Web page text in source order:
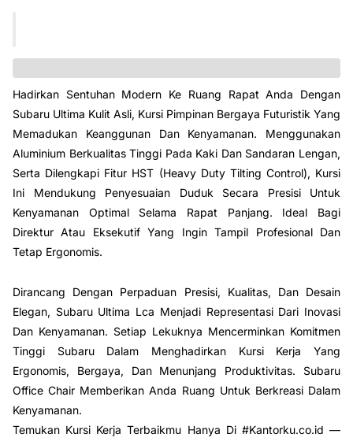
Hadirkan Sentuhan Modern Ke Ruang Rapat Anda Dengan
Subaru Ultima Kulit Asli, Kursi Pimpinan Bergaya Futuristik Yang
Memadukan Keanggunan Dan Kenyamanan. Menggunakan
Aluminium Berkualitas Tinggi Pada Kaki Dan Sandaran Lengan,
Serta Dilengkapi Fitur HST (Heavy Duty Tilting Control), Kursi
Ini Mendukung Penyesuaian Duduk Secara Presisi Untuk
Kenyamanan Optimal Selama Rapat Panjang. Ideal Bagi
Direktur Atau Eksekutif Yang Ingin Tampil Profesional Dan
Tetap Ergonomis.
Dirancang Dengan Perpaduan Presisi, Kualitas, Dan Desain
Elegan, Subaru Ultima Lca Menjadi Representasi Dari Inovasi
Dan Kenyamanan. Setiap Lekuknya Mencerminkan Komitmen
Tinggi Subaru Dalam Menghadirkan Kursi Kerja Yang
Ergonomis, Bergaya, Dan Menunjang Produktivitas. Subaru
Office Chair Memberikan Anda Ruang Untuk Berkreasi Dalam
Kenyamanan.
Temukan Kursi Kerja Terbaikmu Hanya Di #Kantorku.co.id —